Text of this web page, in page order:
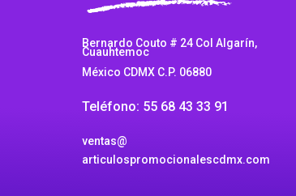
Bernardo Couto # 24 Col Algarín,
Cuauhtemoc
México CDMX C.P. 06880
Teléfono: 55 68 43 33 91
ventas@
articulospromocionalescdmx.com